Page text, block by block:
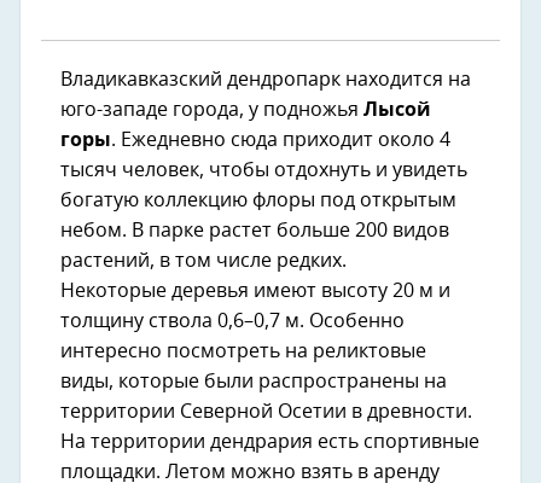
Владикавказский дендропарк находится на
юго-западе города, у подножья Лысой
горы. Ежедневно сюда приходит около 4
тысяч человек, чтобы отдохнуть и увидеть
богатую коллекцию флоры под открытым
небом. В парке растет больше 200 видов
растений, в том числе редких.
Некоторые деревья имеют высоту 20 м и
толщину ствола 0,6–0,7 м. Особенно
интересно посмотреть на реликтовые
виды, которые были распространены на
территории Северной Осетии в древности.
На территории дендрария есть спортивные
площадки. Летом можно взять в аренду